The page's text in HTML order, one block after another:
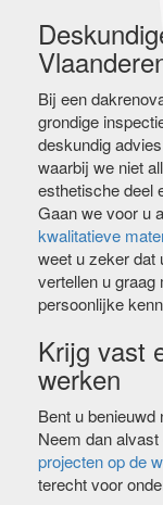
Bij een
grondige
deskundig
waarbij we niet
esthetische deel
Gaan we voor u
kwalitatieve
weet u zeker dat
vertellen u
persoonlijke
Krijg vast
werken
Bent u
Neem dan
projecten op de
terecht voor